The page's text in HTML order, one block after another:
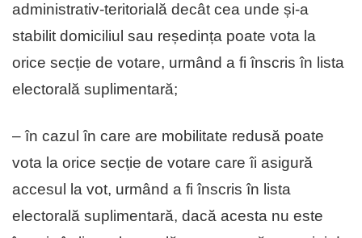
administrativ-teritorială decât cea unde și-a
stabilit domiciliul sau reședința poate vota la
orice secție de votare, urmând a fi înscris în lista
electorală suplimentară;
– în cazul în care are mobilitate redusă poate
vota la orice secție de votare care îi asigură
accesul la vot, urmând a fi înscris în lista
electorală suplimentară, dacă acesta nu este